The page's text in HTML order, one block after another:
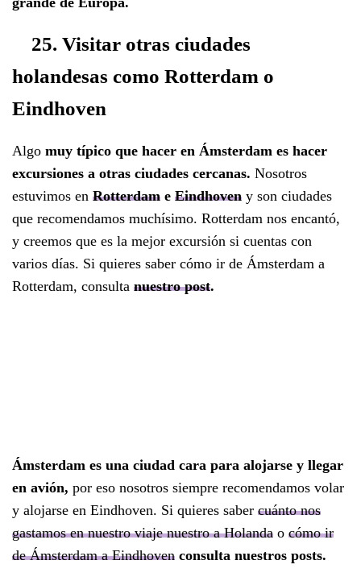
25. Visitar otras ciudades
holandesas como Rotterdam o
Eindhoven
Algo muy típico que hacer en Ámsterdam es hacer
excursiones a otras ciudades cercanas. Nosotros
estuvimos en Rotterdam e Eindhoven y son ciudades
que recomendamos muchísimo. Rotterdam nos encantó,
y creemos que es la mejor excursión si cuentas con
varios días. Si quieres saber cómo ir de Ámsterdam a
Rotterdam, consulta nuestro post.
Ámsterdam es una ciudad cara para alojarse y llegar
en avión, por eso nosotros siempre recomendamos volar
y alojarse en Eindhoven. Si quieres saber cuánto nos
gastamos en nuestro viaje nuestro a Holanda o cómo ir
de Ámsterdam a Eindhoven consulta nuestros posts.